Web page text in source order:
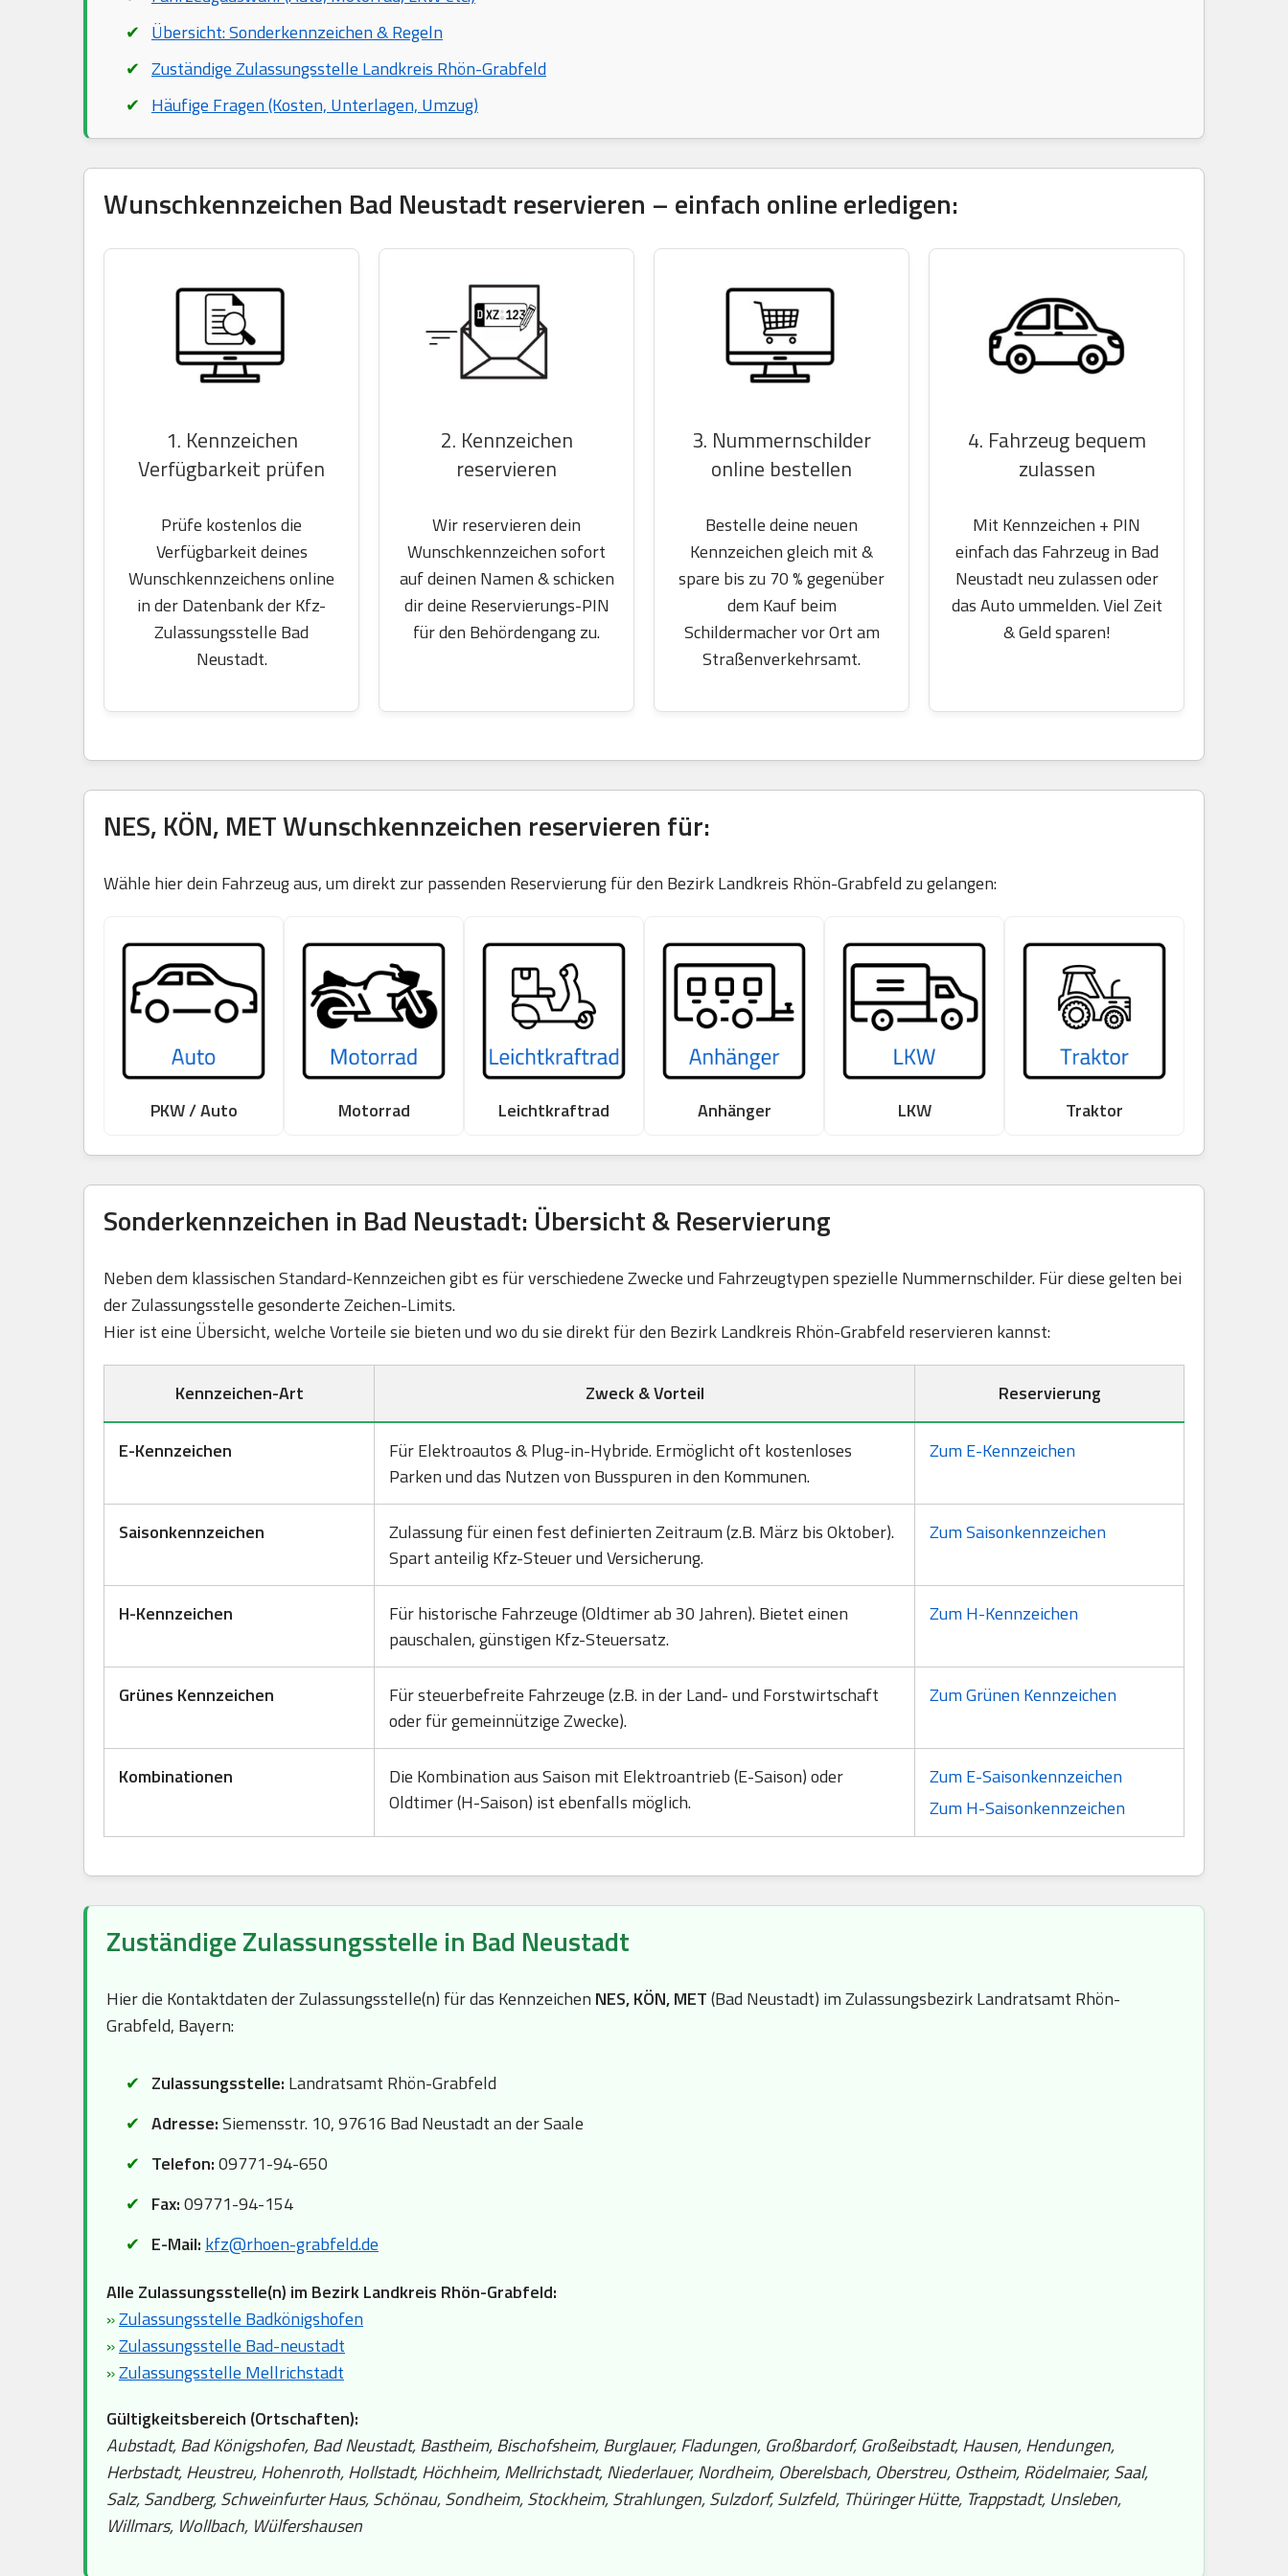
Übersicht: Sonderkennzeichen & Regeln
Zuständige Zulassungsstelle Landkreis Rhön-Grabfeld
Häufige Fragen (Kosten, Unterlagen, Umzug)
Wunschkennzeichen Bad Neustadt reservieren – einfach online erledigen:
1. Kennzeichen
Verfügbarkeit prüfen
Prüfe kostenlos die
Verfügbarkeit deines
Wunschkennzeichens online
in der Datenbank der Kfz-
Zulassungsstelle Bad
Neustadt.
2. Kennzeichen
reservieren
Wir reservieren dein
Wunschkennzeichen sofort
auf deinen Namen & schicken
dir deine Reservierungs-PIN
für den Behördengang zu.
3. Nummernschilder
online bestellen
Bestelle deine neuen
Kennzeichen gleich mit &
spare bis zu 70 % gegenüber
dem Kauf beim
Schildermacher vor Ort am
Straßenverkehrsamt.
4. Fahrzeug bequem
zulassen
Mit Kennzeichen + PIN
einfach das Fahrzeug in Bad
Neustadt neu zulassen oder
das Auto ummelden. Viel Zeit
& Geld sparen!
NES, KÖN, MET Wunschkennzeichen reservieren für:
Wähle hier dein Fahrzeug aus, um direkt zur passenden Reservierung für den Bezirk Landkreis Rhön-Grabfeld zu gelangen:
PKW / Auto Motorrad Leichtkraftrad Anhänger LKW Traktor
Sonderkennzeichen in Bad Neustadt: Übersicht & Reservierung
Neben dem klassischen Standard-Kennzeichen gibt es für verschiedene Zwecke und Fahrzeugtypen spezielle Nummernschilder. Für diese gelten bei
der Zulassungsstelle gesonderte Zeichen-Limits.
Hier ist eine Übersicht, welche Vorteile sie bieten und wo du sie direkt für den Bezirk Landkreis Rhön-Grabfeld reservieren kannst:
Kennzeichen-Art Zweck & Vorteil Reservierung
E-Kennzeichen
Für Elektroautos & Plug-in-Hybride. Ermöglicht oft kostenloses
Parken und das Nutzen von Busspuren in den Kommunen.
Zum E-Kennzeichen
Saisonkennzeichen
Zulassung für einen fest definierten Zeitraum (z.B. März bis Oktober).
Spart anteilig Kfz-Steuer und Versicherung.
Zum Saisonkennzeichen
H-Kennzeichen
Für historische Fahrzeuge (Oldtimer ab 30 Jahren). Bietet einen
pauschalen, günstigen Kfz-Steuersatz.
Zum H-Kennzeichen
Grünes Kennzeichen
Für steuerbefreite Fahrzeuge (z.B. in der Land- und Forstwirtschaft
oder für gemeinnützige Zwecke).
Zum Grünen Kennzeichen
Kombinationen
Die Kombination aus Saison mit Elektroantrieb (E-Saison) oder
Oldtimer (H-Saison) ist ebenfalls möglich.
Zum E-Saisonkennzeichen
Zum H-Saisonkennzeichen
Zuständige Zulassungsstelle in Bad Neustadt
Hier die Kontaktdaten der Zulassungsstelle(n) für das Kennzeichen NES, KÖN, MET(Bad Neustadt) im Zulassungsbezirk Landratsamt Rhön-
Grabfeld, Bayern:
Zulassungsstelle: Landratsamt Rhön-Grabfeld
Adresse:Siemensstr. 10, 97616 Bad Neustadt an der Saale
Telefon:09771-94-650
Fax:09771-94-154
E-Mail: kfz@rhoen-grabfeld.de
Alle Zulassungsstelle(n) im Bezirk Landkreis Rhön-Grabfeld:
»Zulassungsstelle Badkönigshofen
»Zulassungsstelle Bad-neustadt
»Zulassungsstelle Mellrichstadt
Gültigkeitsbereich (Ortschaften):
Aubstadt, Bad Königshofen, Bad Neustadt, Bastheim, Bischofsheim, Burglauer, Fladungen, Großbardorf, Großeibstadt, Hausen, Hendungen,
Herbstadt, Heustreu, Hohenroth, Hollstadt, Höchheim, Mellrichstadt, Niederlauer, Nordheim, Oberelsbach, Oberstreu, Ostheim, Rödelmaier, Saal,
Salz, Sandberg, Schweinfurter Haus, Schönau, Sondheim, Stockheim, Strahlungen, Sulzdorf, Sulzfeld, Thüringer Hütte, Trappstadt, Unsleben,
Willmars, Wollbach, Wülfershausen